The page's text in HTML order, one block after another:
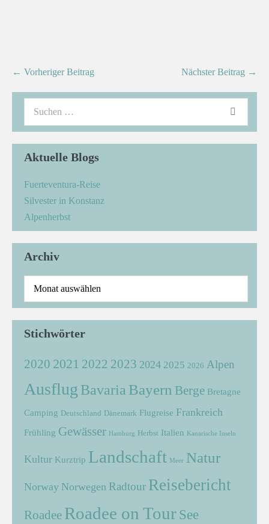
← Vorheriger Beitrag Nächster Beitrag →
Aktuelle Blogs
Fuerteventura-Reise
Silvester in Konstanz
Alpenherbst
Archiv
Stichwörter
2020 2021 2022 2023 2024 2025 2026 Alpen
Ausflug Bavaria Bayern Berge Bretagne
Camping Deutschland Dänemark Flugreise Frankreich
Frühling Gewässer Hamburg Herbst Italien Kanarische Inseln
Kultur Kurztrip Landschaft Meer Natur
Norway Norwegen Radtour Reisebericht
Roadee Roadee on Tour See